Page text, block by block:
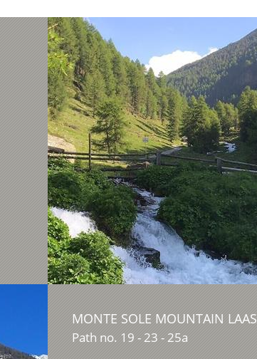
MONTE SOLE MOUNTAIN LAAS
Path no. 19 - 23 - 25a